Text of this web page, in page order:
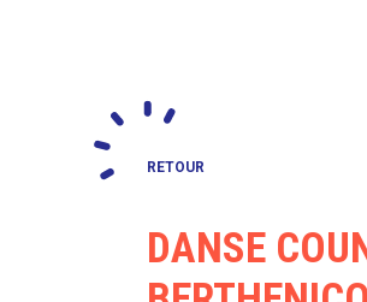
RETOUR
DANSE